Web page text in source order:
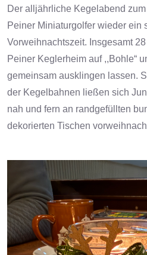
Der alljährliche Kegelabend
Peiner Miniaturgolfer wieder ein
Vorweihnachtszeit. Insgesamt
Peiner Keglerheim auf ,,Bohle“
gemeinsam ausklingen lassen.
der Kegelbahnen ließen sich
nah und fern an randgefüllten
dekorierten Tischen